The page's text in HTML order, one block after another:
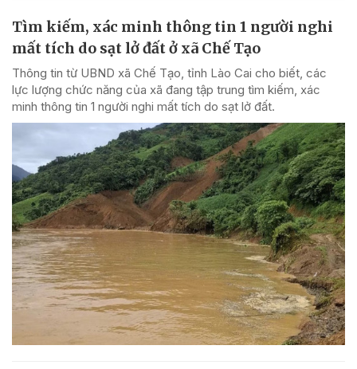
Tìm kiếm, xác minh thông tin 1 người nghi
mất tích do sạt lở đất ở xã Chế Tạo
Thông tin từ UBND xã Chế Tạo, tỉnh Lào Cai cho biết, các
lực lượng chức năng của xã đang tập trung tìm kiếm, xác
minh thông tin 1 người nghi mất tích do sạt lở đất.